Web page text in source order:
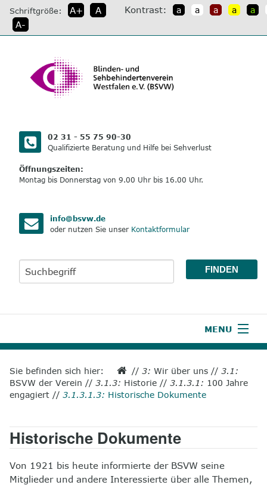
direkt
zum
Inhalt
Schriftgröße: A+
A
A-
Kontrast: a a a a a
02 31 - 55 75 90-30
Qualifizierte Beratung und Hilfe bei Sehverlust
Öffnungszeiten:
Montag bis Donnerstag von 9.00 Uhr bis 16.00 Uhr.
info@bsvw.de
oder nutzen Sie unser Kontaktformular
MENU
2
Aktuelles
4
Unsere Leistungen
5
Wissenswertes
Sie befinden sich hier: //3:Wir über uns //3.1:
BSVW der Verein //3.1.3: Historie //3.1.3.1: 100 Jahre
engagiert //3.1.3.1.3: Historische Dokumente
Historische Dokumente
Von 1921 bis heute informierte der BSVW seine
Mitglieder und andere Interessierte über alle Themen,